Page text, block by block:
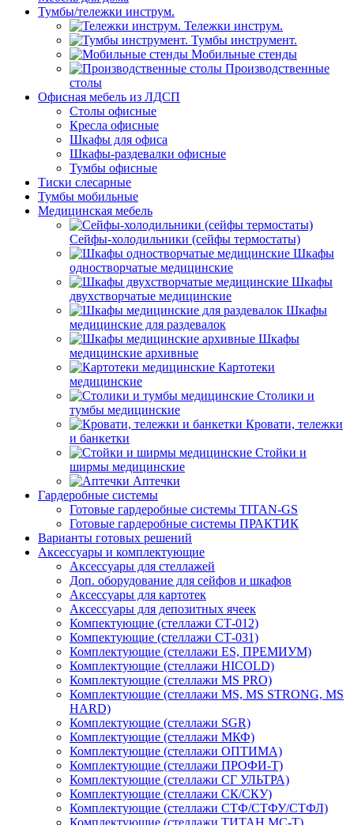
Тумбы/тележки инструм.
Тележки инструм.
Тумбы инструмент.
Мобильные стенды
Производственные
столы
Офисная мебель из ЛДСП
Столы офисные
Кресла офисные
Шкафы для офиса
Шкафы-раздевалки офисные
Тумбы офисные
Тиски слесарные
Тумбы мобильные
Медицинская мебель
Сейфы-холодильники (сейфы термостаты)
Шкафы
одностворчатые медицинские
Шкафы
двухстворчатые медицинские
Шкафы
медицинские для раздевалок
Шкафы
медицинские архивные
Картотеки
медицинские
Столики и
тумбы медицинские
Кровати, тележки
и банкетки
Стойки и
ширмы медицинские
Аптечки
Гардеробные системы
Готовые гардеробные системы TITAN-GS
Готовые гардеробные системы ПРАКТИК
Варианты готовых решений
Аксессуары и комплектующие
Аксессуары для стеллажей
Доп. оборудование для сейфов и шкафов
Аксессуары для картотек
Аксессуары для депозитных ячеек
Компектующие (стеллажи СТ-012)
Компектующие (стеллажи СТ-031)
Комплектующие (стеллажи ES, ПРЕМИУМ)
Комплектующие (стеллажи HICOLD)
Комплектующие (стеллажи MS PRO)
Комплектующие (стеллажи MS, MS STRONG, MS
HARD)
Комплектующие (стеллажи SGR)
Комплектующие (стеллажи МКФ)
Комплектующие (стеллажи ОПТИМА)
Комплектующие (стеллажи ПРОФИ-Т)
Комплектующие (стеллажи СГ УЛЬТРА)
Комплектующие (стеллажи СК/СКУ)
Комплектующие (стеллажи СТФ/СТФУ/СТФЛ)
Комплектующие (стеллажи ТИТАН МС-Т)